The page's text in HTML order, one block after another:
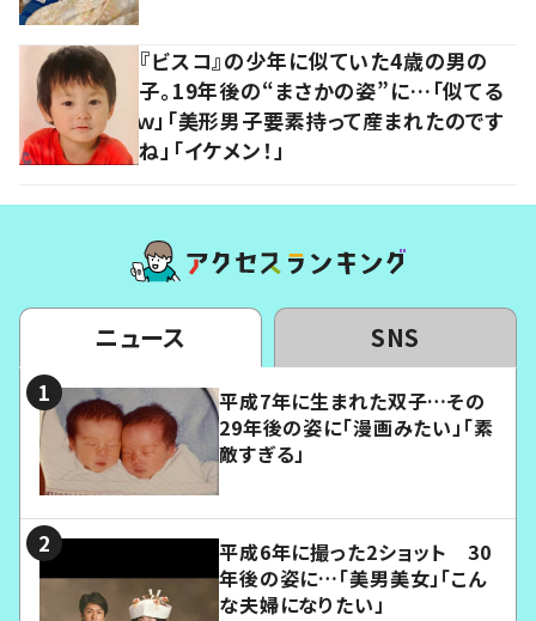
『ビスコ』の少年に似ていた4歳の男の
子。19年後の“まさかの姿”に…「似てる
ｗ」「美形男子要素持って産まれたのです
ね」「イケメン！」
ニュース SNS
平成7年に生まれた双子…その
29年後の姿に「漫画みたい」「素
敵すぎる」
平成6年に撮った2ショット 30
年後の姿に…「美男美女」「こん
な夫婦になりたい」